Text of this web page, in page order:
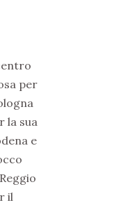
per
la sua
e
il